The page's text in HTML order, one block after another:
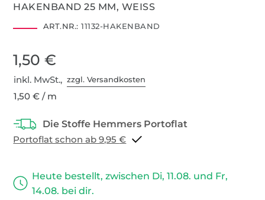
HAKENBAND 25 MM, WEISS
ART.NR.: 11132-HAKENBAND
1,50 €
inkl. MwSt.,zzgl. Versandkosten
1,50 € / m
Portoflat schon ab 9,95 €
Heute bestellt, zwischen Di, 11.08. und Fr,
14.08. bei dir.